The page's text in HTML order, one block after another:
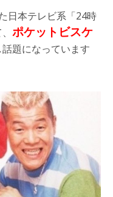
日本テレビ系「24時
ポケットビスケ
題になっています